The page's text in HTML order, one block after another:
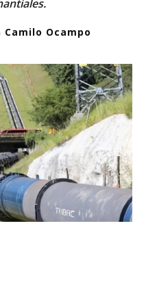
Camilo Ocampo